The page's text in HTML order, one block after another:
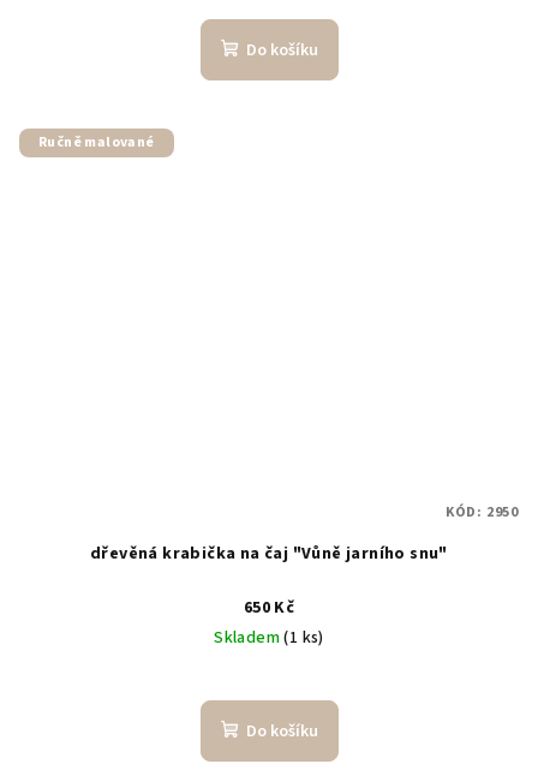
Do košíku
Ručně malované
dřevěná krabička na čaj "Vůně jarního snu"
650 Kč
Skladem(1 ks)
Do košíku
KÓD: 2950